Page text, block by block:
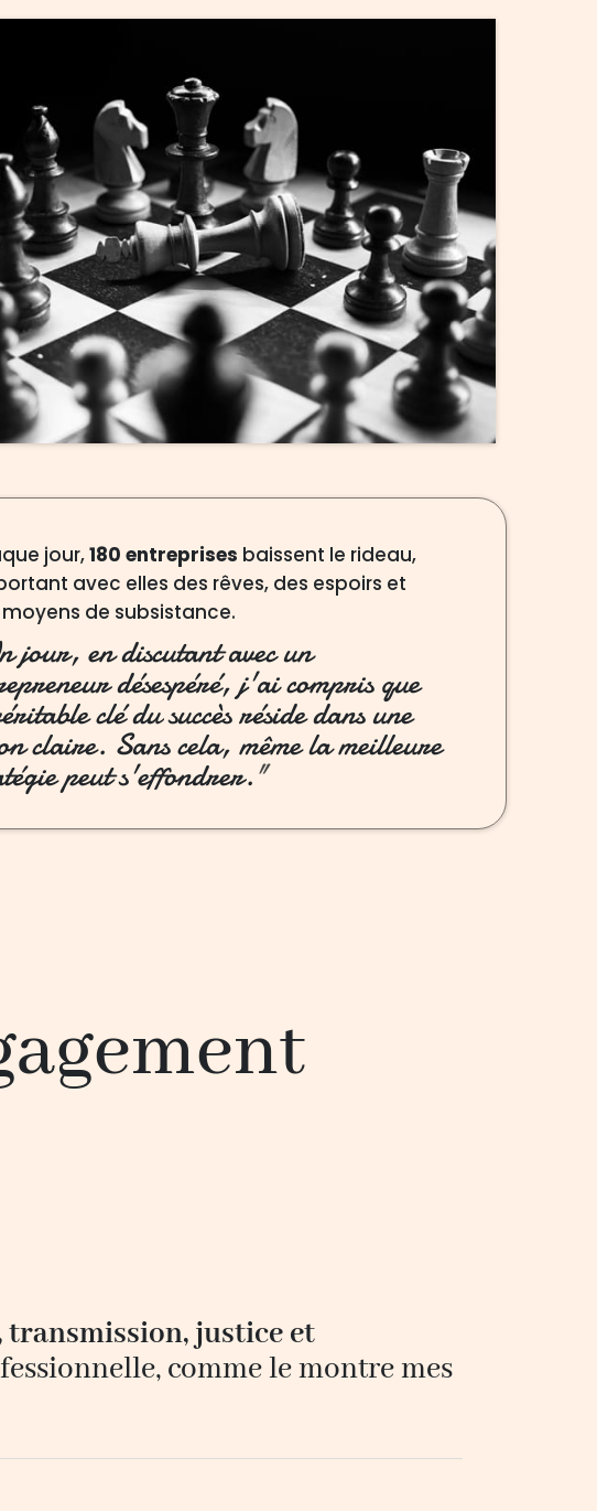
jour,180 entreprises baissent le rideau,
avec elles des rêves, des espoirs et
de subsistance.
jour, en discutant avec un
désespéré, j'ai compris que
clé du succès réside dans une
claire. Sans cela, même la meilleure
peut s'effondrer."
transmission, justice et
comme le montre mes